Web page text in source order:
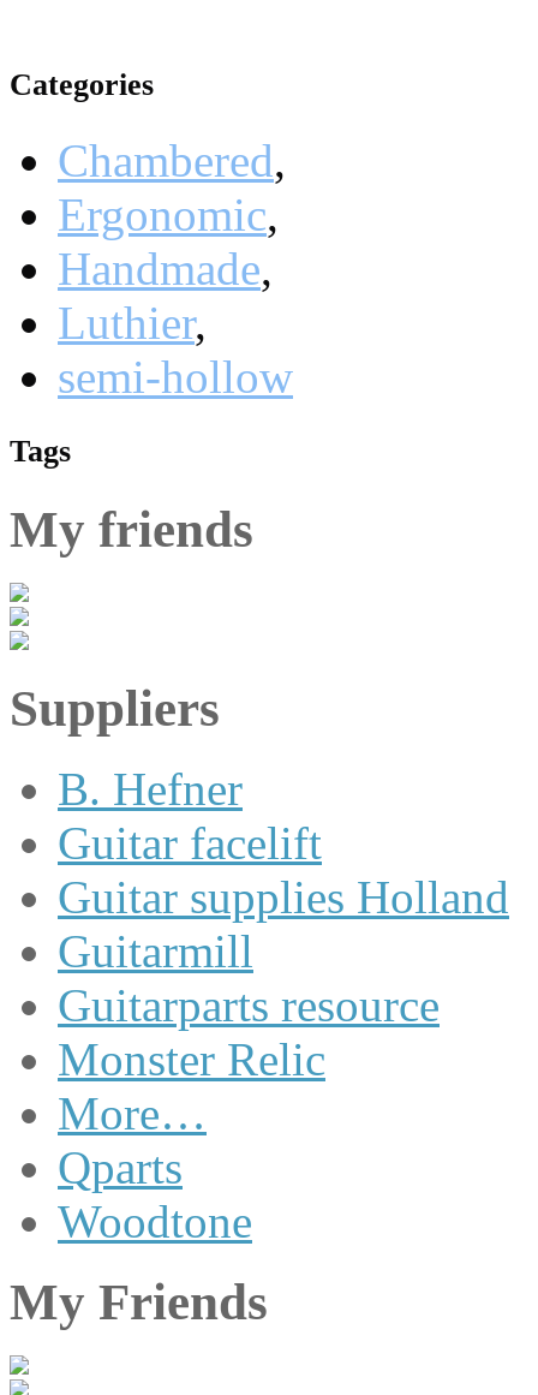
Categories
Chambered,
Ergonomic,
Handmade,
Luthier,
semi-hollow
Tags
My friends
Suppliers
B. Hefner
Guitar facelift
Guitar supplies Holland
Guitarmill
Guitarparts resource
Monster Relic
More…
Qparts
Woodtone
My Friends